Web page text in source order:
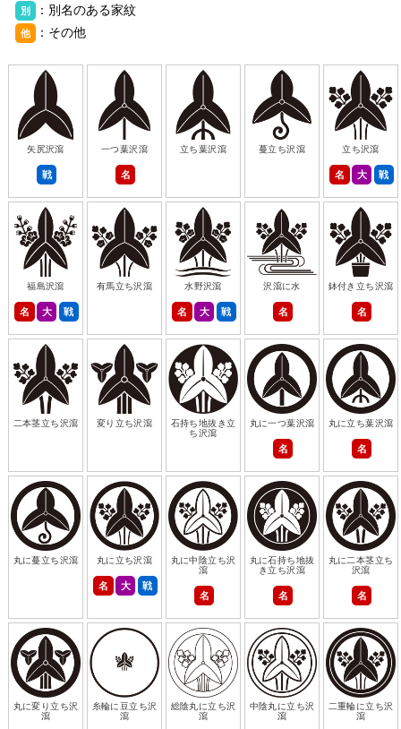
別 ：別名のある家紋
他 ：その他
矢尻沢瀉
戦
一つ葉沢瀉
名
立ち葉沢瀉 蔓立ち沢瀉 立ち沢瀉
名 大 戦
福島沢瀉
名 大 戦
有馬立ち沢瀉 水野沢瀉
名 大 戦
沢瀉に水
名
鉢付き立ち沢瀉
名
二本茎立ち沢瀉 変り立ち沢瀉
石持ち地抜き立
ち沢瀉
丸に一つ葉沢瀉
名
丸に立ち葉沢瀉
名
丸に蔓立ち沢瀉 丸に立ち沢瀉
名 大 戦
丸に中陰立ち沢
瀉
名
丸に石持ち地抜
き立ち沢瀉
名
丸に二本茎立ち
沢瀉
名
丸に変り立ち沢
瀉
糸輪に豆立ち沢
瀉
総陰丸に立ち沢
瀉
中陰丸に立ち沢
瀉
二重輪に立ち沢
瀉